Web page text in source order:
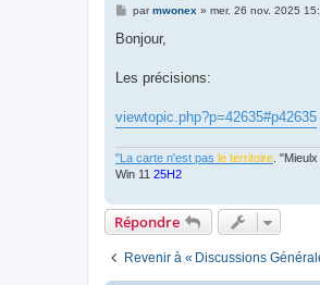
M
s
g
parmwonex » mer. 26 nov. 2025
Bonjour,
Les précisions:
viewtopic.php?p=42635#p42635
"La carte n'est pas le territoire .
Win 11 25H2
Répondre
Revenir à « Discussions